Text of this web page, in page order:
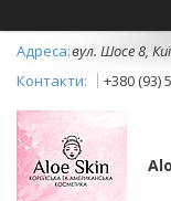
вул. Шосе 8,
+380 (93)